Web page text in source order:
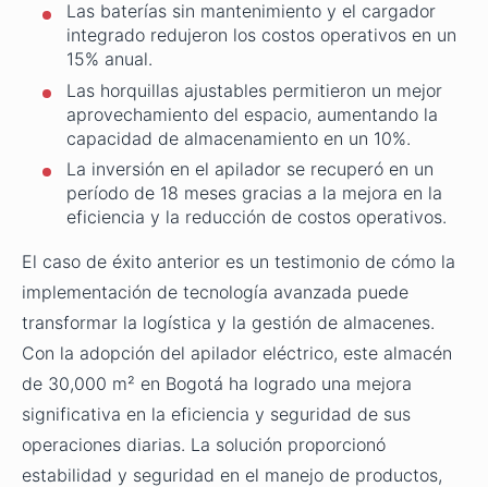
Las baterías sin mantenimiento y el cargador
integrado redujeron los costos operativos en un
15% anual.
Las horquillas ajustables permitieron un mejor
aprovechamiento del espacio, aumentando la
capacidad de almacenamiento en un 10%.
La inversión en el apilador se recuperó en un
período de 18 meses gracias a la mejora en la
eficiencia y la reducción de costos operativos.
El caso de éxito anterior es un testimonio de cómo la
implementación de tecnología avanzada puede
transformar la logística y la gestión de almacenes.
Con la adopción del apilador eléctrico, este almacén
de 30,000 m² en Bogotá ha logrado una mejora
significativa en la eficiencia y seguridad de sus
operaciones diarias. La solución proporcionó
estabilidad y seguridad en el manejo de productos,